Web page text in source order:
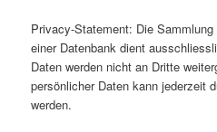
Privacy-Statement: Die
einer Datenbank dient
Daten werden nicht an Dritte
persönlicher Daten kann jederzeit
werden.